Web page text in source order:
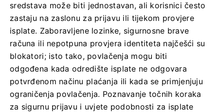
sredstava može biti jednostavan, ali korisnici često
zastaju na zaslonu za prijavu ili tijekom provjere
isplate. Zaboravljene lozinke, sigurnosne brave
računa ili nepotpuna provjera identiteta najčešći su
blokatori; isto tako, povlačenja mogu biti
odgođena kada odredište isplate ne odgovara
potvrđenom načinu plaćanja ili kada se primjenjuju
ograničenja povlačenja. Poznavanje točnih koraka
za sigurnu prijavu i uvjete podobnosti za isplate